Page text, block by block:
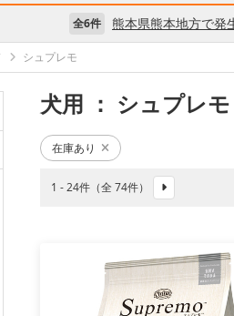
全6件 熊本県熊本地方で発
シュプレモ
犬用 ： シュプレモ
在庫あり
1 - 24件（全 74件）